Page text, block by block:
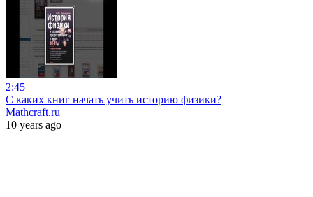
2:45
С каких книг начать учить историю физики?
Mathcraft.ru
10 years ago